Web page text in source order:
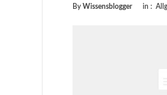
By Wissensblogger in :